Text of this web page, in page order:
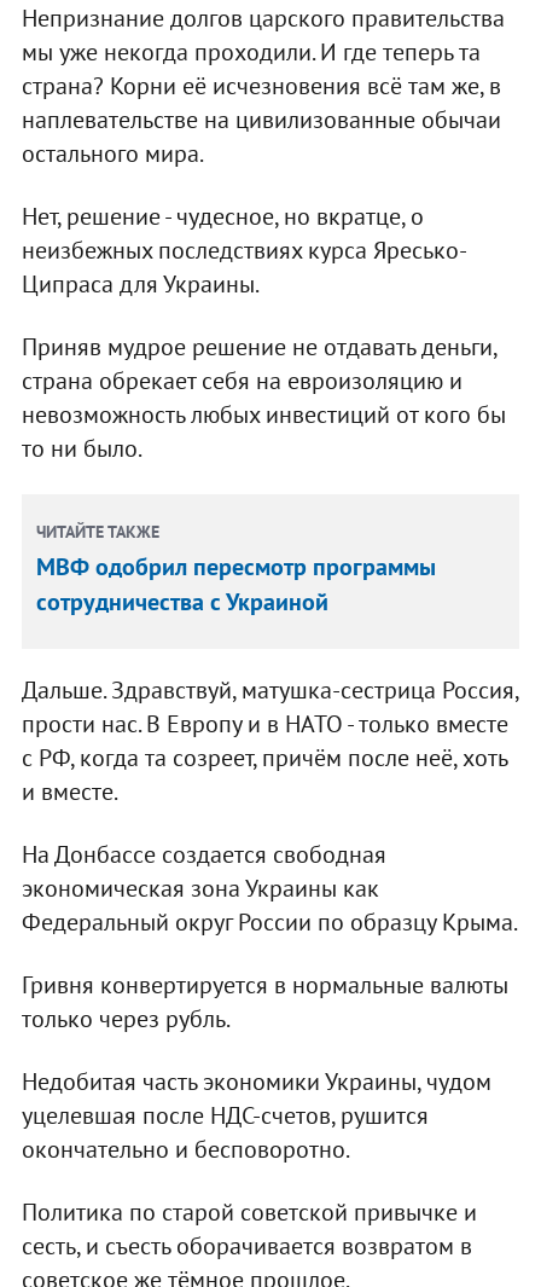
Непризнание долгов царского правительства
мы уже некогда проходили. И где теперь та
страна? Корни её исчезновения всё там же, в
наплевательстве на цивилизованные обычаи
остального мира.
Нет, решение - чудесное, но вкратце, о
неизбежных последствиях курса Яресько-
Ципраса для Украины.
Приняв мудрое решение не отдавать деньги,
страна обрекает себя на евроизоляцию и
невозможность любых инвестиций от кого бы
то ни было.
ЧИТАЙТЕ ТАКЖЕ
МВФ одобрил пересмотр программы
сотрудничества с Украиной
Дальше. Здравствуй, матушка-сестрица Россия,
прости нас. В Европу и в НАТО - только вместе
с РФ, когда та созреет, причём после неё, хоть
и вместе.
На Донбассе создается свободная
экономическая зона Украины как
Федеральный округ России по образцу Крыма.
Гривня конвертируется в нормальные валюты
только через рубль.
Недобитая часть экономики Украины, чудом
уцелевшая после НДС-счетов, рушится
окончательно и бесповоротно.
Политика по старой советской привычке и
сесть, и съесть оборачивается возвратом в
советское же тёмное прошлое.